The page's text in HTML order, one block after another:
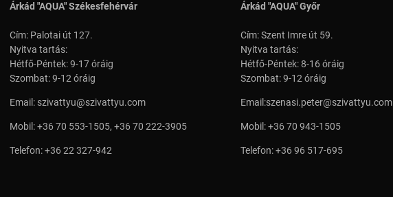
Árkád "AQUA" Székesfehérvár
Cím: Palotai út 127.
Nyitva tartás:
Hétfő-Péntek: 9-17 óráig
Szombat: 9-12 óráig
Email: szivattyu@szivattyu.com
Mobil:+36 70 553-1505, +36 70 222-3905
Telefon:+36 22 327-942
Árkád "AQUA" Győr
Cím: Szent Imre út 59.
Nyitva tartás:
Hétfő-Péntek: 8-16 óráig
Szombat: 9-12 óráig
Email:szenasi.peter@szivattyu.com
Mobil:+36 70 943-1505
Telefon:+36 96 517-695